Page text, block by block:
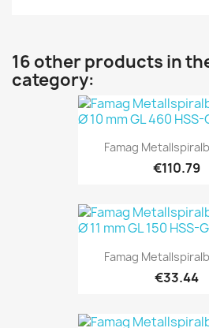
16 other products in
category:
Famag
€110.79
Famag
€33.44